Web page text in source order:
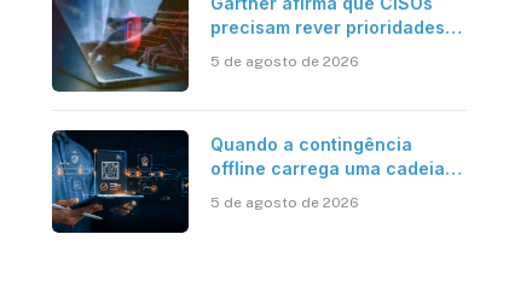
precisam rever prioridades
para enfrentar os desafios
5 de agosto de 2026
Quando a contingência
offline carrega uma cadeia
5 de agosto de 2026